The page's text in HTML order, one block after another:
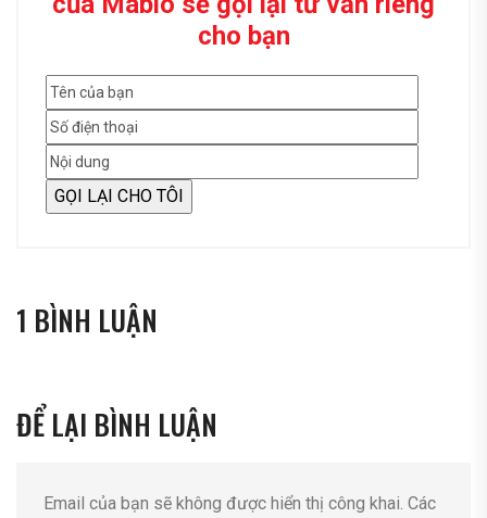
cho bạn
1 BÌNH LUẬN
ĐỂ LẠI BÌNH LUẬN
Email của bạn sẽ không được hiển thị công khai. Các